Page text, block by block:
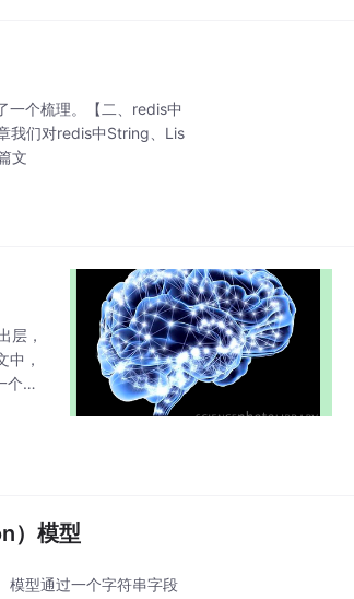
一个梳理。【二、redis中
我们对redis中String、Lis
文
层，
中，
个神
）模型
模型通过一个字符串字段